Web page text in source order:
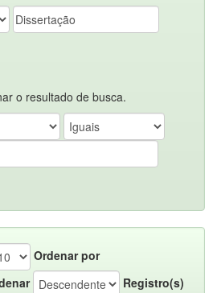
o resultado de busca.
Ordenar por
Registro(s)